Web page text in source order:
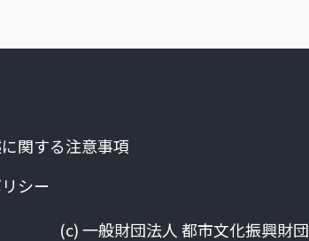
関する注意事項
シー
(c) 一般財団法人 都市文化振興財団